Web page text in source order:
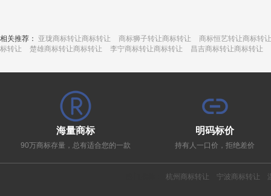
相关推荐： 亚珑商标转让商标转让 商标狮子转让商标转让
商标恒艺转让商标转让
标转让
楚雄商标转让商标转让 李宁商标转让商标转让 昌吉商标转让商标转让
海量商标
90万商标存量，总有适合您的一款
明码标价
持有人一口价，拒绝差价
杭州商标转让 宁波商标转让